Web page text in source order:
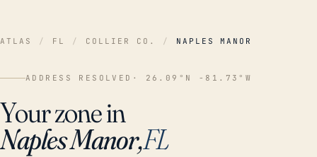
ATLAS / FL / COLLIER CO. / NAPLES MANOR
ADDRESS RESOLVED · 26.09°N -81.73°W
Your zone in
Naples Manor,FL